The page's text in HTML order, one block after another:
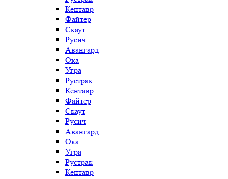
Кентавр
Файтер
Скаут
Русич
Авангард
Ока
Угра
Рустрак
Кентавр
Файтер
Скаут
Русич
Авангард
Ока
Угра
Рустрак
Кентавр